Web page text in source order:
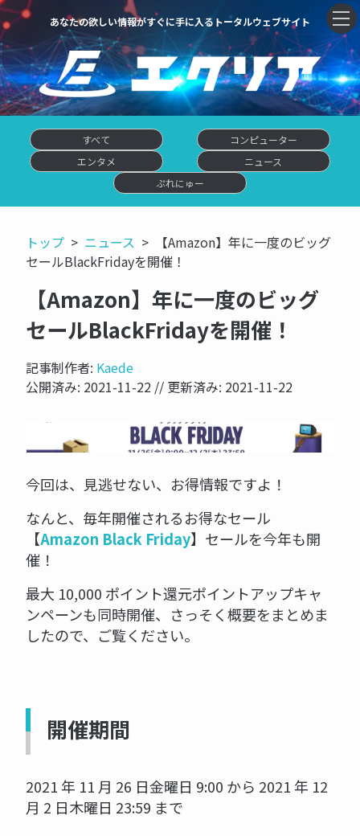
あなたの欲しい情報がすぐに手に入るトータルウェブサイト
すべて
コンピューター
エンタメ
ニュース
ぷれにゅー
トップ ニュース
【Amazon】年に一度のビッグ
セールBlackFridayを開催！
【Amazon】年に一度のビッグ
セールBlackFridayを開催！
記事制作者: Kaede
公開済み: 2021-11-22 // 更新済み: 2021-11-22
NOW PRINTING...
今回は、見逃せない、お得情報ですよ！
なんと、毎年開催されるお得なセール
【Amazon Black Friday】セールを今年も開
催！
最大 10,000 ポイント還元ポイントアップキャ
ンペーンも同時開催、さっそく概要をまとめま
したので、ご覧ください。
開催期間
2021 年 11 月 26 日金曜日 9:00 から 2021 年 12
月 2 日木曜日 23:59 まで